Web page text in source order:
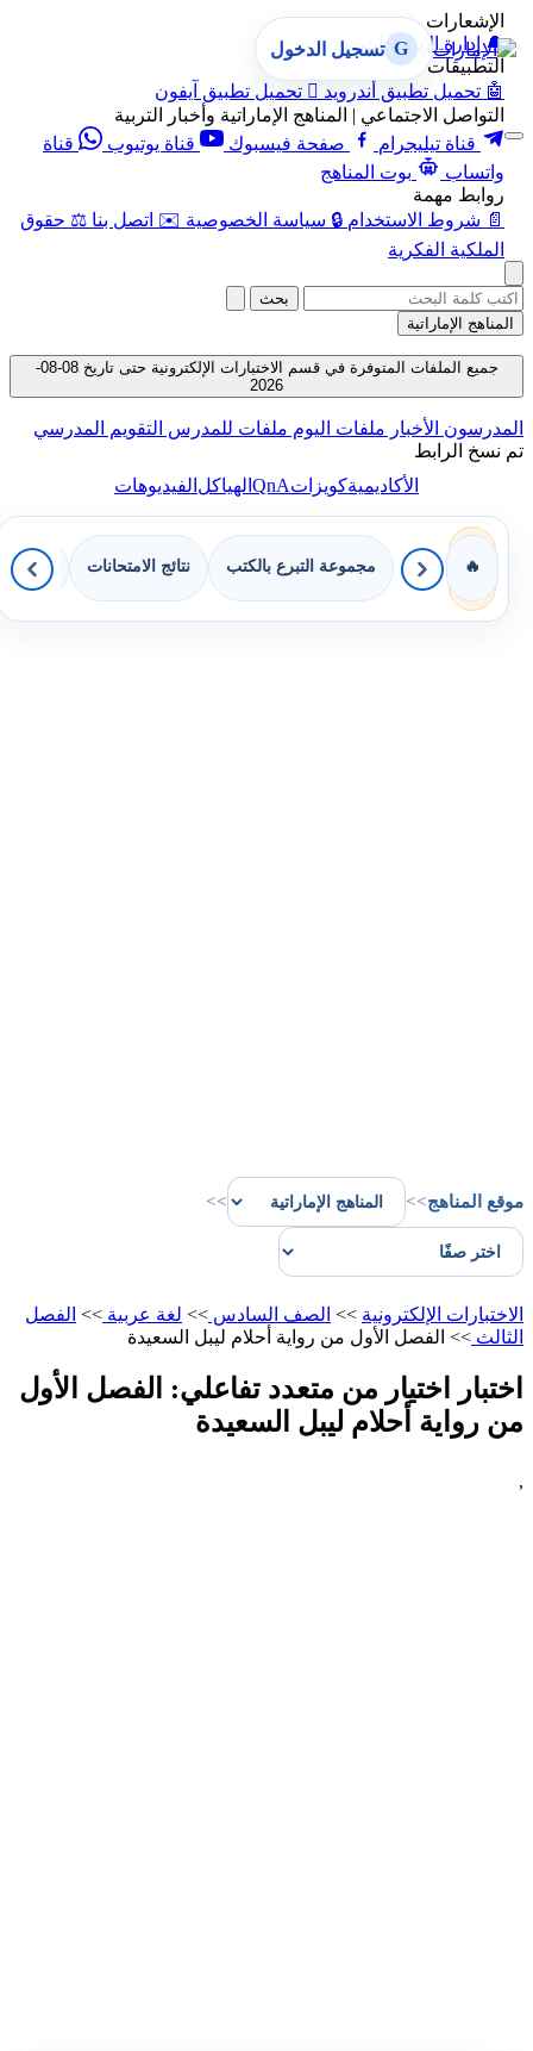
الإشعارات
🔔 إدارة الإشعارات
التطبيقات
🤖 تحميل تطبيق أندرويد  تحميل تطبيق آيفون
التواصل الاجتماعي | المناهج الإماراتية وأخبار التربية
قناة تيليجرام
صفحة فيسبوك قناة يوتيوب
قناة
واتساب
بوت المناهج
روابط مهمة
📄 شروط الاستخدام 🔒 سياسة الخصوصية ✉️ اتصل بنا ⚖️ حقوق
الملكية الفكرية
G تسجيل الدخول
بحث
المناهج الإماراتية
جميع الملفات المتوفرة في قسم الاختبارات الإلكترونية حتى تاريخ 08-08-
2026
المدرسون الأخبار ملفات اليوم ملفات للمدرس التقويم المدرسي
تم نسخ الرابط
الأكاديميةكويزاتQnAالهياكل الفيديوهات
🔥 مجموعة التبرع بالكتب نتائج الامتحانات
موقع المناهج>>
>>
الاختبارات الإلكترونية >> الصف السادس >> لغة عربية >> الفصل
الثالث >> الفصل الأول من رواية أحلام ليبل السعيدة
اختبار اختيار من متعدد تفاعلي: الفصل الأول
من رواية أحلام ليبل السعيدة